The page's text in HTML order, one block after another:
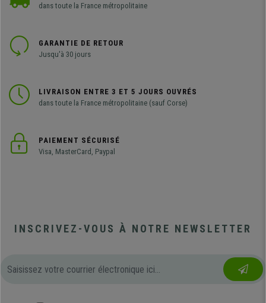
dans toute la France métropolitaine
GARANTIE DE RETOUR
Jusqu'à 30 jours
LIVRAISON ENTRE 3 ET 5 JOURS OUVRÉS
dans toute la France métropolitaine (sauf Corse)
PAIEMENT SÉCURISÉ
Visa, MasterCard, Paypal
INSCRIVEZ-VOUS À NOTRE NEWSLETTER